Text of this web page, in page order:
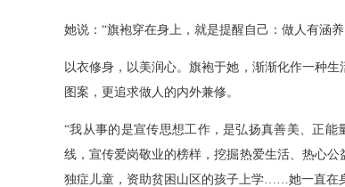
她说：“旗袍穿在身上，就是提醒自己：做人有涵
以衣修身，以美润心。旗袍于她，渐渐化作一种
图案，更追求做人的内外兼修。
“我从事的是宣传思想工作，是弘扬真善美、正
线，宣传爱岗敬业的榜样，挖掘热爱生活、热心
独症儿童，资助贫困山区的孩子上学……她一直在